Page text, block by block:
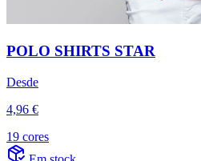
POLO SHIRTS STAR
Desde
4,96 €
19 cores